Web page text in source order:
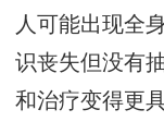
人可能出现全
识丧失但没有
和治疗变得更